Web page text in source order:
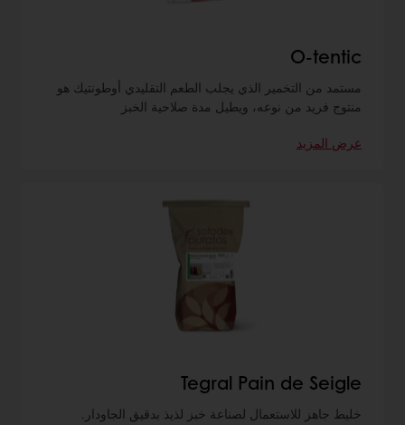
O-tentic
مستمد من التخمير الذي يجلب الطعم التقليدي أوطونتيك هو
منتوج فريد من نوعه، ويطيل مدة صلاحية الخبز
عرض المزيد
Tegral Pain de Seigle
خليط جاهز للاستعمال لصناعة خبز لذيذ بدقيق الجاودار.